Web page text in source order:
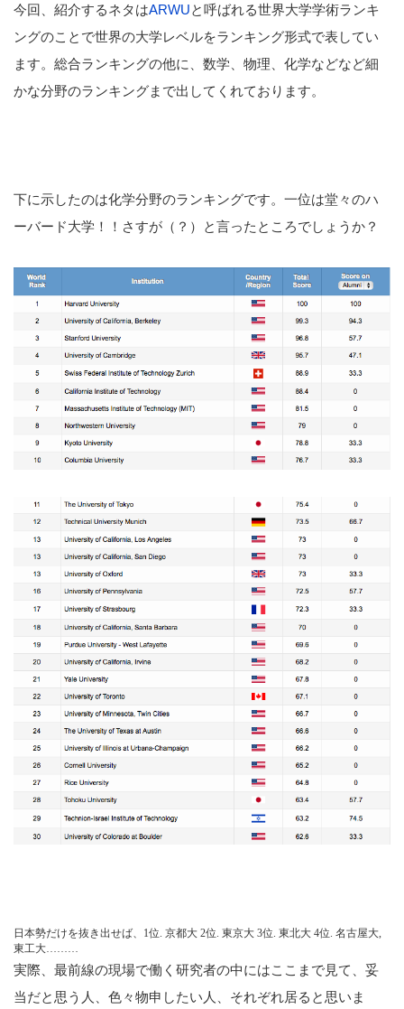
今回、紹介するネタはARWUと呼ばれる世界大学学術ランキ
ングのことで世界の大学レベルをランキング形式で表してい
ます。総合ランキングの他に、数学、物理、化学などなど細
かな分野のランキングまで出してくれております。
下に示したのは化学分野のランキングです。一位は堂々のハ
ーバード大学！！さすが（？）と言ったところでしょうか？
日本勢だけを抜き出せば、1位. 京都大 2位. 東京大 3位. 東北大 4位. 名古屋大,
東工大………
実際、最前線の現場で働く研究者の中にはここまで見て、妥
当だと思う人、色々物申したい人、それぞれ居ると思いま